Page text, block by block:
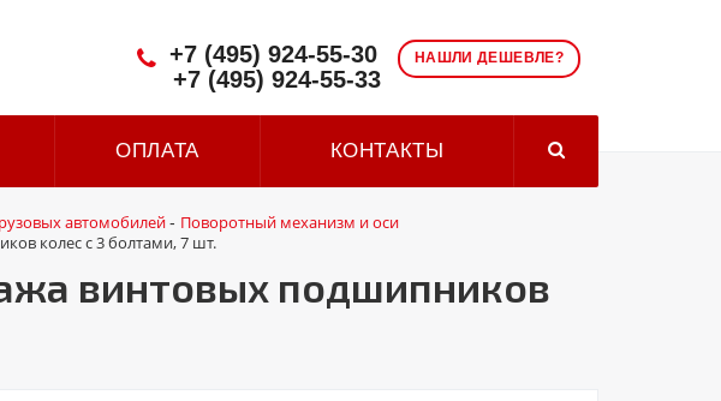
НАШЛИ ДЕШЕВЛЕ?
+7 (495) 924-55-30
+7 (495) 924-55-33
ОПЛАТА КОНТАКТЫ
автомобилей- Поворотный механизм и оси
колес с 3 болтами, 7 шт.
винтовых подшипников